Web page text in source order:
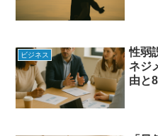
ビジネス
性弱
ネジ
由と